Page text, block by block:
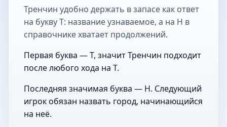
Тренчин удобно держать в запасе как ответ
на букву Т: название узнаваемое, а на Н в
справочнике хватает продолжений.
Первая буква — Т, значит Тренчин подходит
после любого хода на Т.
Последняя значимая буква — Н. Следующий
игрок обязан назвать город, начинающийся
на неё.